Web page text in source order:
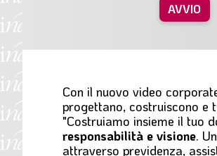
AVVIO
Con il nuovo video
progettano, costruiscono e
"Costruiamo insieme il tuo
responsabilità e visione.
attraverso previdenza,